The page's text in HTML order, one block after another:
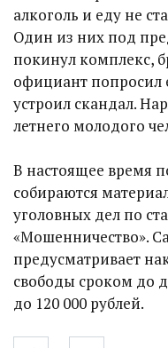
алкоголь и еду не
Один из них под
покинул комплекс,
официант попросил
устроил скандал.
летнего молодого
В настоящее время
собираются
уголовных дел по
«Мошенничество».
предусматривает
свободы сроком до
до 120 000 рублей.